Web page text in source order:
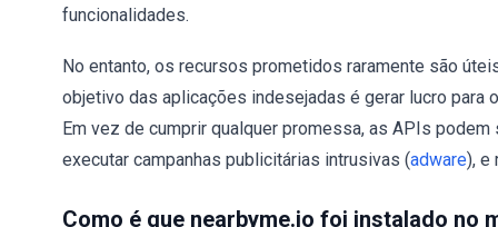
funcionalidades.
No entanto, os recursos prometidos raramente são
objetivo das aplicações indesejadas é gerar lucro
Em vez de cumprir qualquer promessa, as APIs
executar campanhas publicitárias intrusivas (adware), e
Como é que nearbyme.io foi instalado no